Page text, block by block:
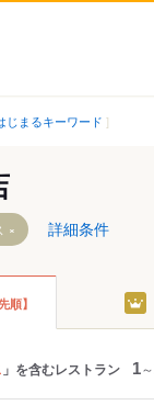
じまるキーワード
詳細条件
順】
」を含むレストラン 1～